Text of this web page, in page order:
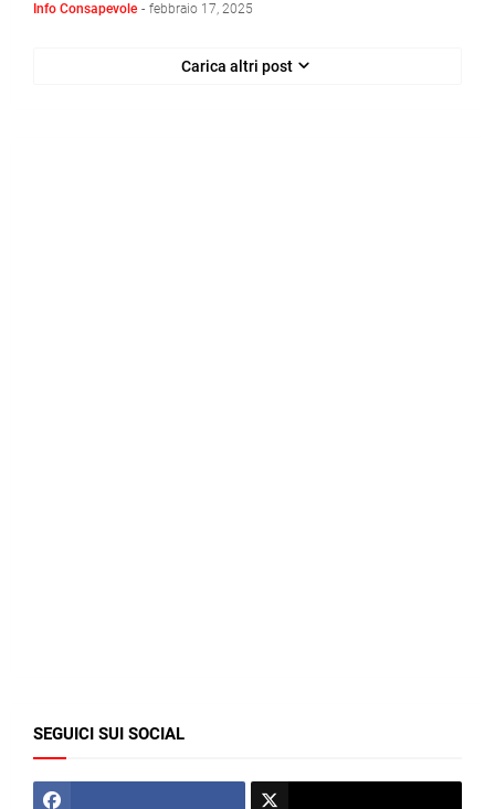
Info Consapevole - febbraio 17, 2025
Carica altri post
SEGUICI SUI SOCIAL